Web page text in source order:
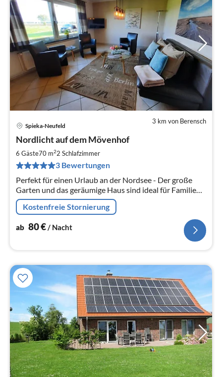
3 km von Berensch
Spieka-Neufeld
Nordlicht auf dem Mövenhof
6 Gäste70 m22 Schlafzimmer
3 Bewertungen
Perfekt für einen Urlaub an der Nordsee - Der große
Garten und das geräumige Haus sind ideal für Familien
mit Kindern & Hund
Kostenfreie Stornierung
ab 80€/ Nacht